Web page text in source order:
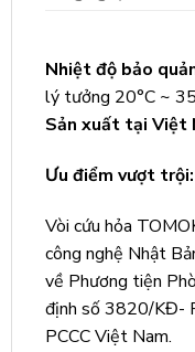
Nhiệt độ bảo
lý tưởng 20°C ~
Sản xuất tại Việt
Ưu điểm vượt trội:
Vòi cứu hỏa
công nghệ Nhật
về Phương tiện
định số 3820/KĐ-
PCCC Việt Nam.